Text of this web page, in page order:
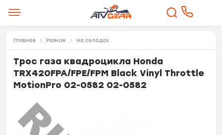
Главная Разное На складах
Трос газа квадроцикла Honda
TRX420FPA/FPE/FPM Black Vinyl Throttle
MotionPro 02-0582 02-0582